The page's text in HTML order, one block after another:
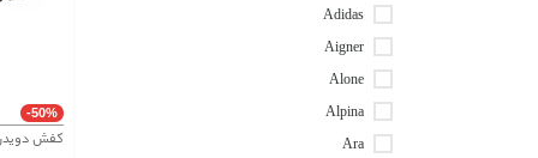
-50%
کفش دویدن
Adidas
Aigner
Alone
Alpina
Ara